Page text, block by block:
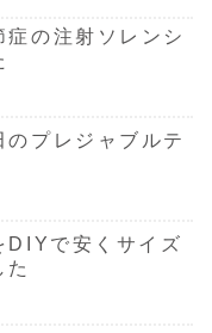
の注射ソレンシ
のプレジャブルテ
DIYで安くサイズ
た